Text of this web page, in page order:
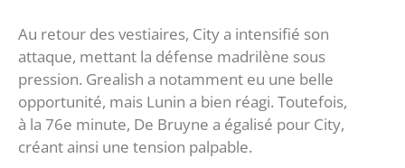
Au retour des vestiaires, City a intensifié son
attaque, mettant la défense madrilène sous
pression. Grealish a notamment eu une belle
opportunité, mais Lunin a bien réagi. Toutefois,
à la 76e minute, De Bruyne a égalisé pour City,
créant ainsi une tension palpable.